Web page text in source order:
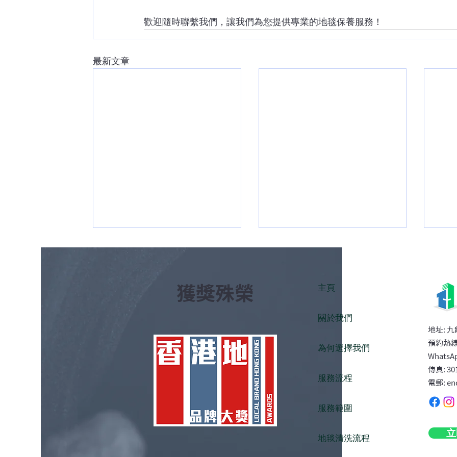
歡迎隨時聯繫我們，讓我們為您提供專業的地毯保養服務！
最新文章
毯？租用商廈的裝修成本評估
嬰
父
​獲獎殊榮 主頁
關於我們
為何選擇我們
服務流程
服務範圍
地毯清洗流程
地址: 九
預約熱
傳真: 30
電郵: